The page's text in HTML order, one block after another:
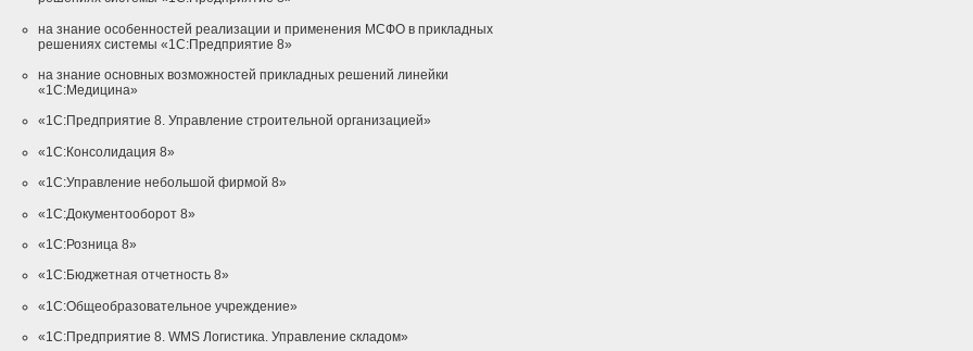
на знание особенностей реализации и применения МСФО в прикладных
решениях системы «1С:Предприятие 8»
на знание основных возможностей прикладных решений линейки
«1С:Медицина»
«1С:Предприятие 8. Управление строительной организацией»
«1С:Консолидация 8»
«1С:Управление небольшой фирмой 8»
«1С:Документооборот 8»
«1С:Розница 8»
«1С:Бюджетная отчетность 8»
«1С:Общеобразовательное учреждение»
«1С:Предприятие 8. WMS Логистика. Управление складом»